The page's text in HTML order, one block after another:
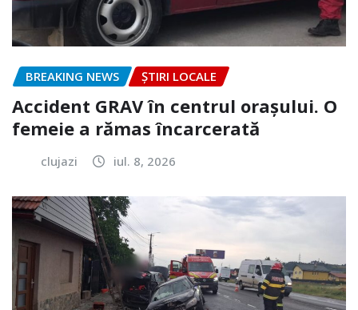
BREAKING NEWS ȘTIRI LOCALE
Accident GRAV în centrul orașului. O
femeie a rămas încarcerată
clujazi iul. 8, 2026